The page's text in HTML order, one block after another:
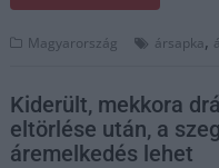
Magyarország ársapka,
Kiderült, mekkora
eltörlése után, a
áremelkedés lehet